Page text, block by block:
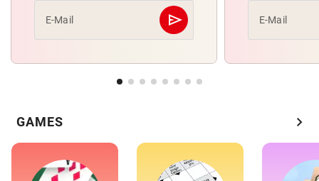
E-Mail send
Abschicken E-Mail
GAMES chevron_right